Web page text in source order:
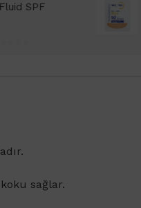
Bioderma Photoderm
Kremi Light 2ml hediye!
sağlar.